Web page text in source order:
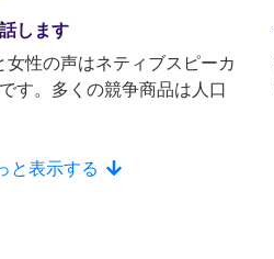
します
女性の声はネティブスピーカ
す。多くの競争商品は人口
と表示する